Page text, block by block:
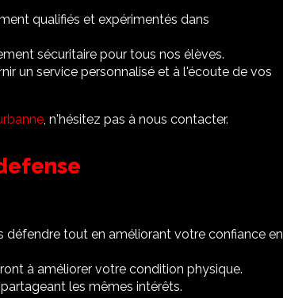
qualifiés et expérimentés dans
sécuritaire pour tous nos élèves.
un service personnalisé et à l'écoute de vos
, n'hésitez pas à nous contacter.
défendre tout en améliorant votre confiance en
à améliorer votre condition physique.
les mêmes intérêts.